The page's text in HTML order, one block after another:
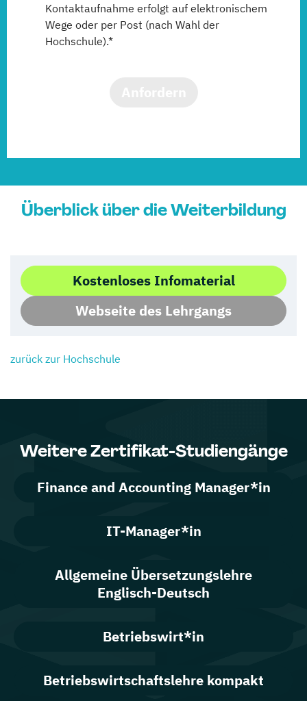
Kontaktaufnahme erfolgt auf elektronischem
Wege oder per Post (nach Wahl der
Hochschule).*
Überblick über die Weiterbildung
Kostenloses Infomaterial
Webseite des Lehrgangs
zurück zur Hochschule
Weitere Zertifikat-Studiengänge
Finance and Accounting Manager*in
IT-Manager*in
Allgemeine Übersetzungslehre
Englisch-Deutsch
Betriebswirt*in
Betriebswirtschaftslehre kompakt